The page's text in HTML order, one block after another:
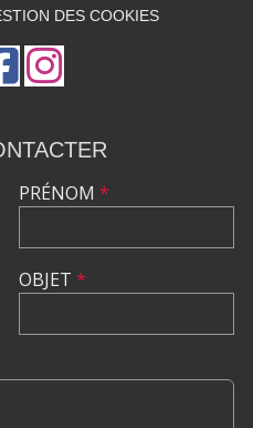
DES COOKIES
PRÉNOM *
OBJET *